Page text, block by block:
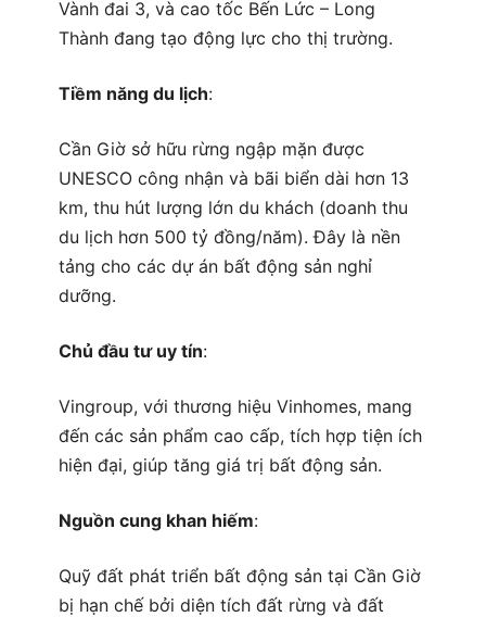
Vành đai 3, và cao tốc Bến Lức – Long
Thành đang tạo động lực cho thị trường.
Tiềm năng du lịch:
Cần Giờ sở hữu rừng ngập mặn được
UNESCO công nhận và bãi biển dài hơn 13
km, thu hút lượng lớn du khách (doanh thu
du lịch hơn 500 tỷ đồng/năm). Đây là nền
tảng cho các dự án bất động sản nghỉ
dưỡng.
Chủ đầu tư uy tín:
Vingroup, với thương hiệu Vinhomes, mang
đến các sản phẩm cao cấp, tích hợp tiện ích
hiện đại, giúp tăng giá trị bất động sản.
Nguồn cung khan hiếm:
Quỹ đất phát triển bất động sản tại Cần Giờ
bị hạn chế bởi diện tích đất rừng và đất